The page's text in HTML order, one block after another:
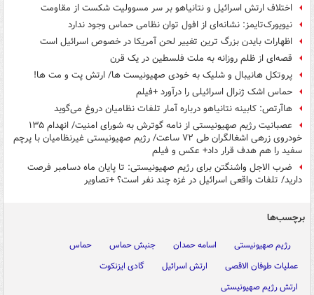
اختلاف ارتش اسرائیل و نتانیاهو بر سر مسوولیت شکست از مقاومت
نیویورک‌تایمز: نشانه‌ای از افول توان نظامی حماس وجود ندارد
اظهارات بایدن بزرگ ترین تغییر لحن آمریکا در خصوص اسرائیل است
قصه‌ای از ظلم روزانه به ملت فلسطین در یک قرن
پروتکل هانیبال و شلیک به خودی صهیونیست ها/ ارتش پت و مت ها!
حماس اشک ژنرال اسرائیلی را درآورد +فیلم
هاآرتص: کابینه نتانیاهو درباره آمار تلفات نظامیان دروغ می‌گوید
عصبانیت رژیم صهیونیستی از نامه گوترش به شورای امنیت/ انهدام ۱۳۵
خودروی زرهی اشغالگران طی ۷۲ ساعت/ رژیم صهیونیستی غیرنظامیان با پرچم
سفید را هم هدف قرار داد+ عکس و فیلم
ضرب الاجل واشنگتن برای رژیم صهیونیستی: تا پایان ماه دسامبر فرصت
دارید/ تلفات واقعی اسرائیل در غزه چند نفر است؟ +تصاویر
برچسب‌ها
رژیم صهیونیستی اسامه حمدان جنبش حماس
حماس
عملیات طوفان الاقصی
ارتش اسرائیل
گادی ایزنکوت
ارتش رژیم صهیونیستی